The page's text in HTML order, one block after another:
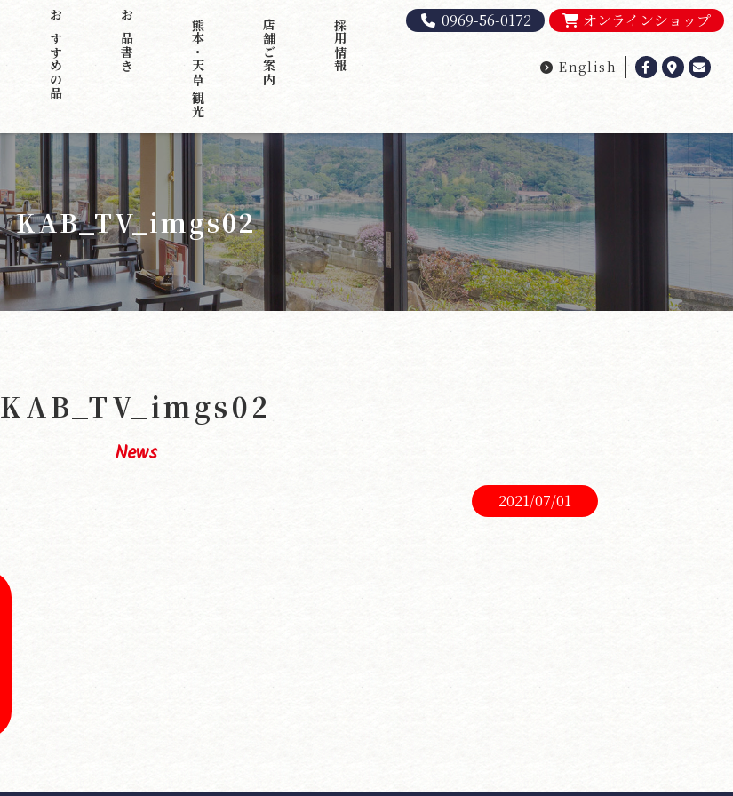
おすすめの品 お品書き 熊本・天草 観光 店舗ご案内 採用情報 English
0969-56-0172 オンラインショップ
KAB_TV_imgs02
KAB_TV_imgs02
News
2021/07/01